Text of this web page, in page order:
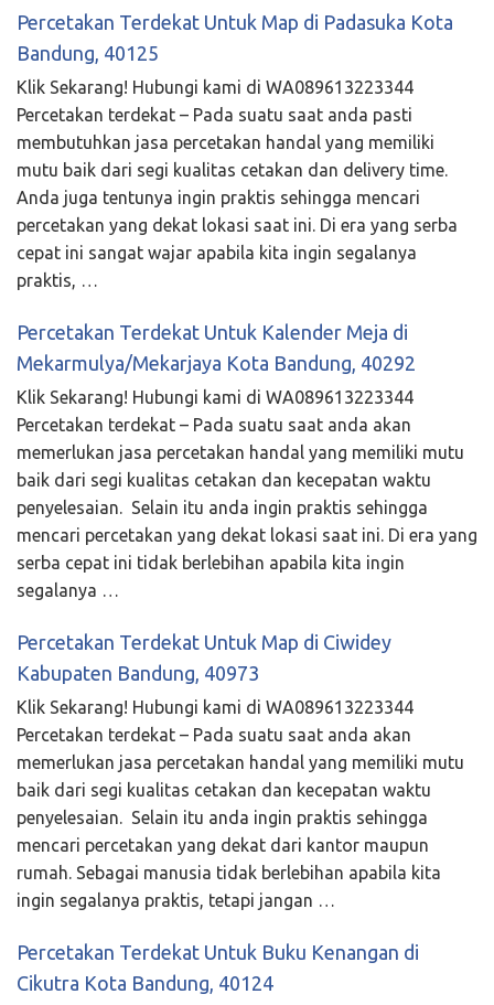
Percetakan Terdekat Untuk Map di Padasuka Kota
Bandung, 40125
Klik Sekarang! Hubungi kami di WA089613223344
Percetakan terdekat – Pada suatu saat anda pasti
membutuhkan jasa percetakan handal yang memiliki
mutu baik dari segi kualitas cetakan dan delivery time.
Anda juga tentunya ingin praktis sehingga mencari
percetakan yang dekat lokasi saat ini. Di era yang serba
cepat ini sangat wajar apabila kita ingin segalanya
praktis, …
Percetakan Terdekat Untuk Kalender Meja di
Mekarmulya/Mekarjaya Kota Bandung, 40292
Klik Sekarang! Hubungi kami di WA089613223344
Percetakan terdekat – Pada suatu saat anda akan
memerlukan jasa percetakan handal yang memiliki mutu
baik dari segi kualitas cetakan dan kecepatan waktu
penyelesaian. Selain itu anda ingin praktis sehingga
mencari percetakan yang dekat lokasi saat ini. Di era yang
serba cepat ini tidak berlebihan apabila kita ingin
segalanya …
Percetakan Terdekat Untuk Map di Ciwidey
Kabupaten Bandung, 40973
Klik Sekarang! Hubungi kami di WA089613223344
Percetakan terdekat – Pada suatu saat anda akan
memerlukan jasa percetakan handal yang memiliki mutu
baik dari segi kualitas cetakan dan kecepatan waktu
penyelesaian. Selain itu anda ingin praktis sehingga
mencari percetakan yang dekat dari kantor maupun
rumah. Sebagai manusia tidak berlebihan apabila kita
ingin segalanya praktis, tetapi jangan …
Percetakan Terdekat Untuk Buku Kenangan di
Cikutra Kota Bandung, 40124